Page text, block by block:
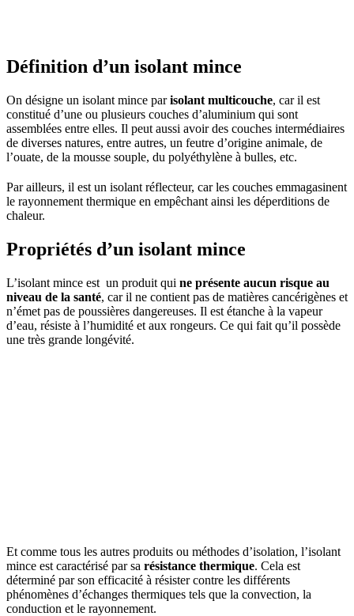
Définition d’un isolant mince
On désigne un isolant mince parisolant multicouche, car il est
constitué d’une ou plusieurs couches d’aluminium qui sont
assemblées entre elles. Il peut aussi avoir des couches intermédiaires
de diverses natures, entre autres, un feutre d’origine animale, de
l’ouate, de la mousse souple, du polyéthylène à bulles, etc.
Par ailleurs, il est un isolant réflecteur, car les couches emmagasinent
le rayonnement thermique en empêchant ainsi les déperditions de
chaleur.
Propriétés d’un isolant mince
L’isolant mince est un produit qui ne présente aucun risque au
niveau de la santé, car il ne contient pas de matières cancérigènes et
n’émet pas de poussières dangereuses. Il est étanche à la vapeur
d’eau, résiste à l’humidité et aux rongeurs. Ce qui fait qu’il possède
une très grande longévité.
Et comme tous les autres produits ou méthodes d’isolation, l’isolant
mince est caractérisé par sa résistance thermique. Cela est
déterminé par son efficacité à résister contre les différents
phénomènes d’échanges thermiques tels que la convection, la
conduction et le rayonnement.